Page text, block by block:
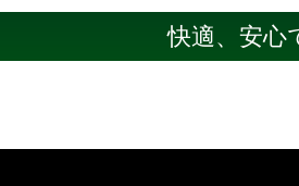
快適、安心